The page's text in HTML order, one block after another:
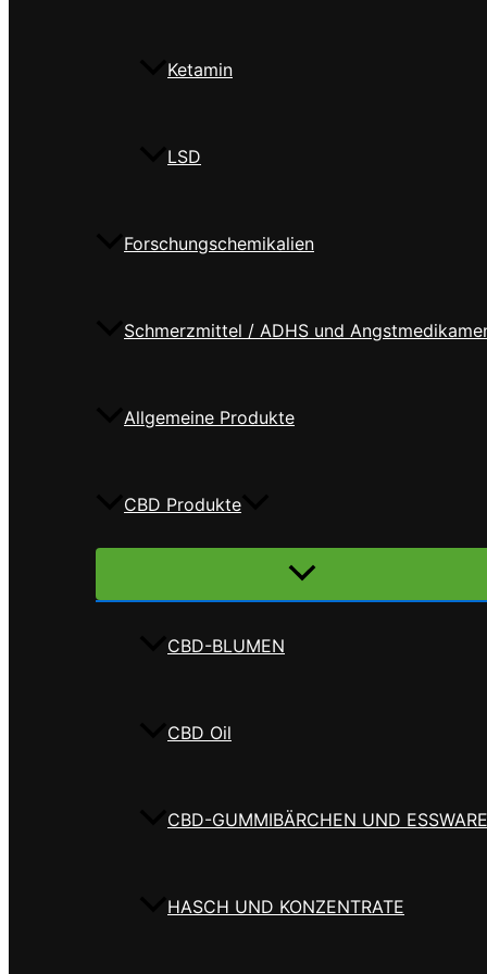
Ketamin
LSD
Forschungschemikalien
Schmerzmittel / ADHS und
Allgemeine Produkte
CBD Produkte
Menü
CBD-BLUMEN
CBD Oil
CBD-GUMMIBÄRCHEN UND
HASCH UND KONZENTRATE